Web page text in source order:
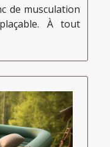
de musculation
À tout